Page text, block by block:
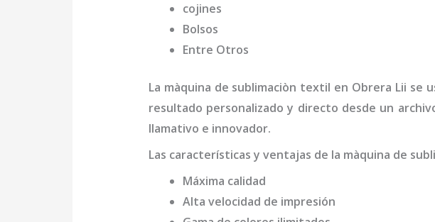
cojines
Bolsos
Entre Otros
La màquina de sublimaciòn textil en Obrera Lii se
resultado personalizado y directo desde un
llamativo e innovador.
Las características y ventajas de la màquina de
Máxima calidad
Alta velocidad de impresión